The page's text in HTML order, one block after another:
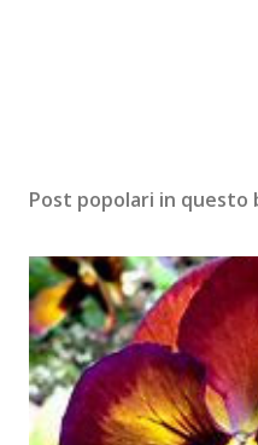
Post popolari in questo